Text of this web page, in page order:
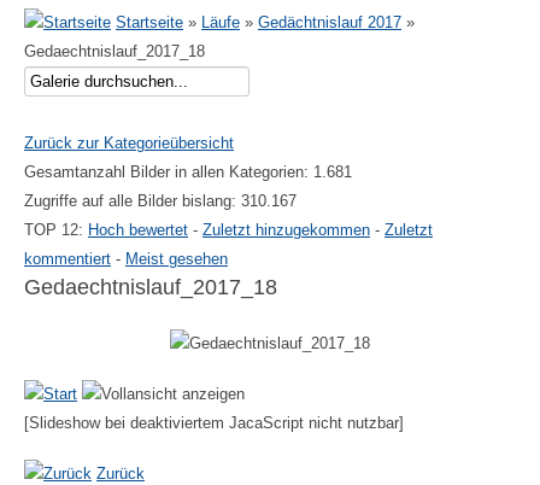
Startseite » Läufe » Gedächtnislauf 2017 »
Gedaechtnislauf_2017_18
Zurück zur Kategorieübersicht
Gesamtanzahl Bilder in allen Kategorien: 1.681
Zugriffe auf alle Bilder bislang: 310.167
TOP 12: Hoch bewertet - Zuletzt hinzugekommen - Zuletzt
kommentiert - Meist gesehen
Gedaechtnislauf_2017_18
[Slideshow bei deaktiviertem JacaScript nicht nutzbar]
Zurück